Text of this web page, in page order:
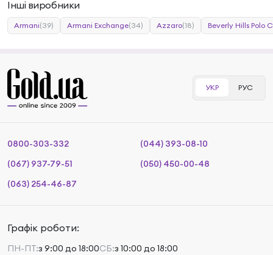
Інші виробники
Armani(39) Armani Exchange(34) Azzaro(18) Beverly Hills Polo
УКР РУС
0800-303-332
(044) 393-08-10
(067) 937-79-51
(050) 450-00-48
(063) 254-46-87
Графік роботи:
ПН-ПТ:з 9:00 до 18:00СБ:з 10:00 до 18:00